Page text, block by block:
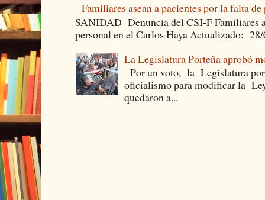
Familiares asean a pacientes por la falta
SANIDAD Denuncia del CSI-F Familiares
personal en el Carlos Haya Actualizado:
La Legislatura Porteña aprobó
Por un voto, la Legislatura
oficialismo para modificar la
quedaron a...